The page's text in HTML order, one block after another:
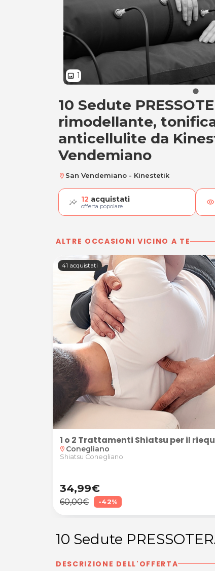
image 1
10 Sedute
10 Sedute
rimodellante,
anticellulite da
Vendemiano
location_on San Vendemiano - Kinestetik
12 acquistati
offerta popolare visibility
ALTRE OCCASIONI VICINO A TE
41 acquistati
1 o 2 Trattamenti Shiatsu per il
location_on Conegliano
Shiatsu Conegliano
34,99€
60,00€ -42%
10 Sedute
DESCRIZIONE DELL'OFFERTA